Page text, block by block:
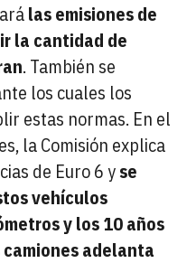
las emisiones de
la cantidad de
. También se
los cuales los
estas normas. En el
la Comisión explica
de Euro 6 yse
vehículos
y los 10 años
adelanta